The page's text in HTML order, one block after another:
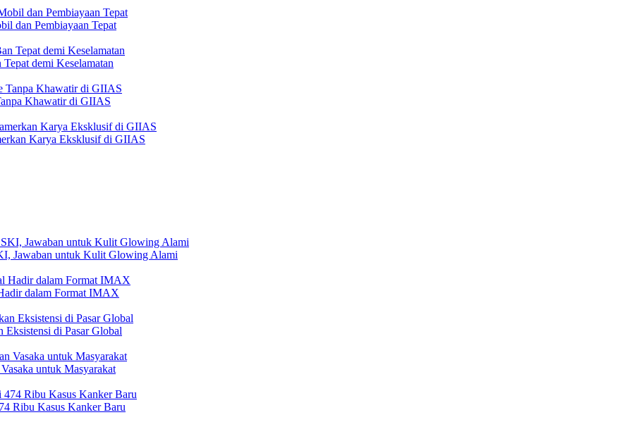
dan Pembiayaan Tepat
demi Keselamatan
Khawatir di GIIAS
Karya Eksklusif di GIIAS
Jawaban untuk Kulit Glowing Alami
dalam Format IMAX
di Pasar Global
untuk Masyarakat
Ribu Kasus Kanker Baru